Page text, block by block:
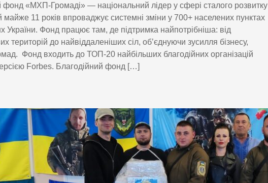
фонд «МХП-Громаді» — національний лідер у сфері сталого розвитку
майже 11 років впроваджує системні зміни у 700+ населених пунктах
України. Фонд працює там, де підтримка найпотрібніша: від
територій до найвіддаленіших сіл, об’єднуючи зусилля бізнесу,
Фонд входить до ТОП-20 найбільших благодійних організацій
Forbes. Благодійний фонд […]